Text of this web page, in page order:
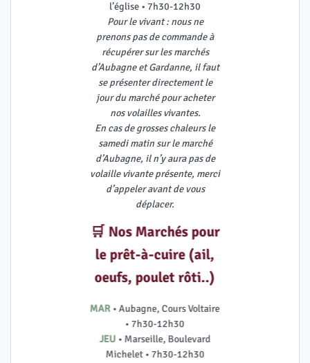
l’église • 7h30-12h30
Pour le vivant : nous ne
prenons pas de commande à
récupérer sur les marchés
d’Aubagne et Gardanne, il faut
se présenter directement le
jour du marché pour acheter
nos volailles vivantes.
En cas de grosses chaleurs le
samedi matin sur le marché
d’Aubagne, il n’y aura pas de
volaille vivante présente, merci
d’appeler avant de vous
déplacer.
🛒 Nos Marchés pour
le prêt-à-cuire (ail,
oeufs, poulet rôti..)
MAR• Aubagne, Cours Voltaire
• 7h30-12h30
JEU • Marseille, Boulevard
Michelet • 7h30-12h30